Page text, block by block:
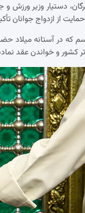
دستیار وزیر ورزش
از ازدواج جوانان
که در آستانه میلاد
کشور و خواندن عقد